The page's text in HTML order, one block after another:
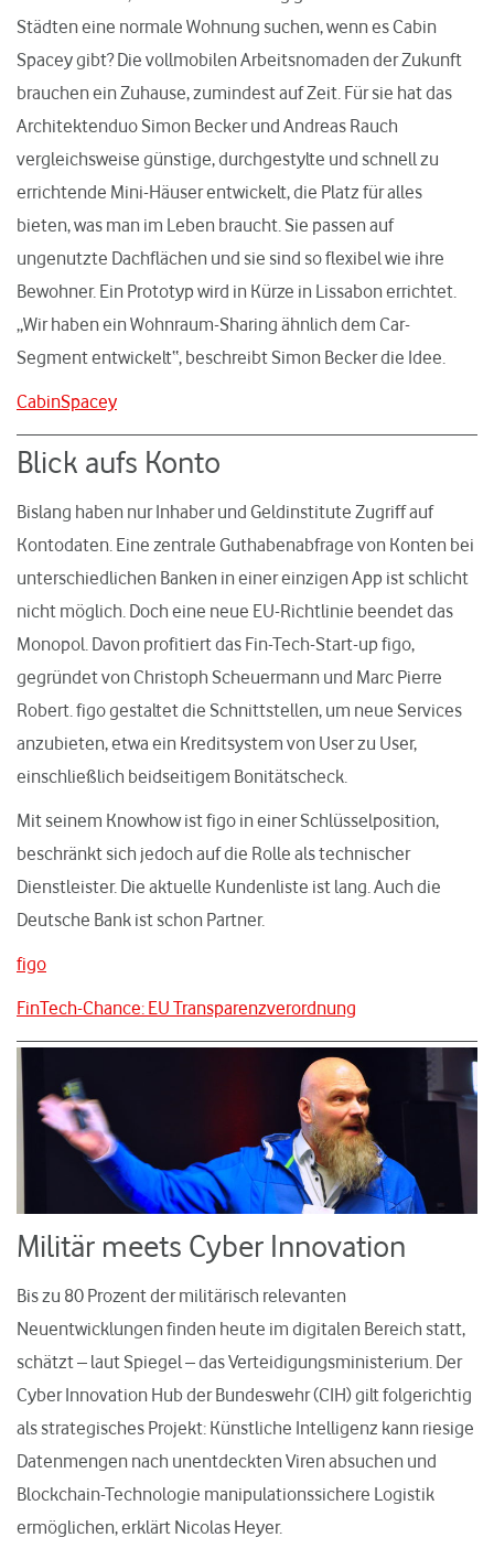
Städten eine normale Wohnung suchen, wenn es Cabin
Spacey gibt? Die vollmobilen Arbeitsnomaden der Zukunft
brauchen ein Zuhause, zumindest auf Zeit. Für sie hat das
Architektenduo Simon Becker und Andreas Rauch
vergleichsweise günstige, durchgestylte und schnell zu
errichtende Mini-Häuser entwickelt, die Platz für alles
bieten, was man im Leben braucht. Sie passen auf
ungenutzte Dachflächen und sie sind so flexibel wie ihre
Bewohner. Ein Prototyp wird in Kürze in Lissabon errichtet.
„Wir haben ein Wohnraum-Sharing ähnlich dem Car-
Segment entwickelt“, beschreibt Simon Becker die Idee.
CabinSpacey
Blick aufs Konto
Bislang haben nur Inhaber und Geldinstitute Zugriff auf
Kontodaten. Eine zentrale Guthabenabfrage von Konten bei
unterschiedlichen Banken in einer einzigen App ist schlicht
nicht möglich. Doch eine neue EU-Richtlinie beendet das
Monopol. Davon profitiert das Fin-Tech-Start-up figo,
gegründet von Christoph Scheuermann und Marc Pierre
Robert. figo gestaltet die Schnittstellen, um neue Services
anzubieten, etwa ein Kreditsystem von User zu User,
einschließlich beidseitigem Bonitätscheck.
Mit seinem Knowhow ist figo in einer Schlüsselposition,
beschränkt sich jedoch auf die Rolle als technischer
Dienstleister. Die aktuelle Kundenliste ist lang. Auch die
Deutsche Bank ist schon Partner.
figo
FinTech-Chance: EU Transparenzverordnung
Militär meets Cyber Innovation
Bis zu 80 Prozent der militärisch relevanten
Neuentwicklungen finden heute im digitalen Bereich statt,
schätzt – laut Spiegel – das Verteidigungsministerium. Der
Cyber Innovation Hub der Bundeswehr (CIH) gilt folgerichtig
als strategisches Projekt: Künstliche Intelligenz kann riesige
Datenmengen nach unentdeckten Viren absuchen und
Blockchain-Technologie manipulationssichere Logistik
ermöglichen, erklärt Nicolas Heyer.